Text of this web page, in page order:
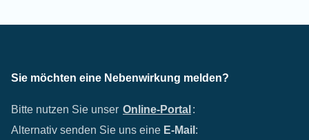
Sie möchten eine Nebenwirkung melden?
Bitte nutzen Sie unser Online-Portal :
Alternativ senden Sie uns eine E-Mail :